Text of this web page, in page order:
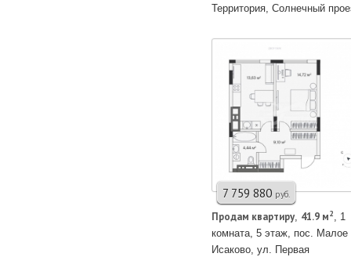
Территория, Солнечный
7 759 880 руб.
Продам квартирy, 41.9 м2, 1
комната, 5 этаж, пос. Малое
Исаково, ул. Первая